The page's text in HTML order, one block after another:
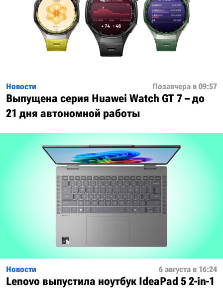
Новости Позавчера в 09:57
Выпущена серия Huawei Watch GT 7 – до
21 дня автономной работы
Новости 6 августа в 16:24
Lenovo выпустила ноутбук IdeaPad 5 2-in-1